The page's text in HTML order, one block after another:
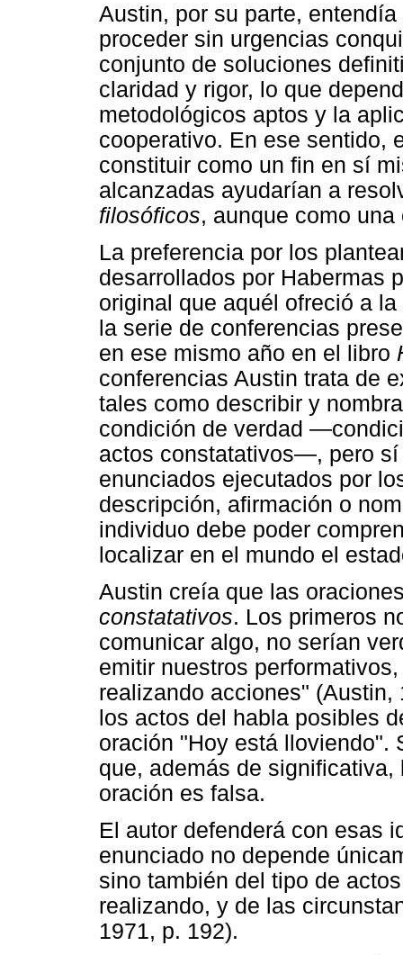
Austin, por su parte,
proceder sin urgencias
conjunto de soluciones
claridad y rigor, lo que
metodológicos aptos y la
cooperativo. En ese sentido,
constituir como un fin en sí
alcanzadas ayudarían a
filosóficos, aunque como
La preferencia por los
desarrollados por Habermas
original que aquél ofreció a
la serie de conferencias
en ese mismo año en el libro
conferencias Austin trata de
tales como describir y
condición de verdad
actos constatativos—, pero
enunciados ejecutados por
descripción, afirmación o
individuo debe poder
localizar en el mundo el
Austin creía que las
constatativos. Los primeros
comunicar algo, no serían
emitir nuestros
realizando acciones"
los actos del habla posibles
oración "Hoy está lloviendo".
que, además de
oración es falsa.
El autor defenderá con esas
enunciado no depende
sino también del tipo de
realizando, y de las
1971, p. 192).